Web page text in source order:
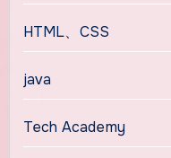
HTML、CSS
java
Tech Academy